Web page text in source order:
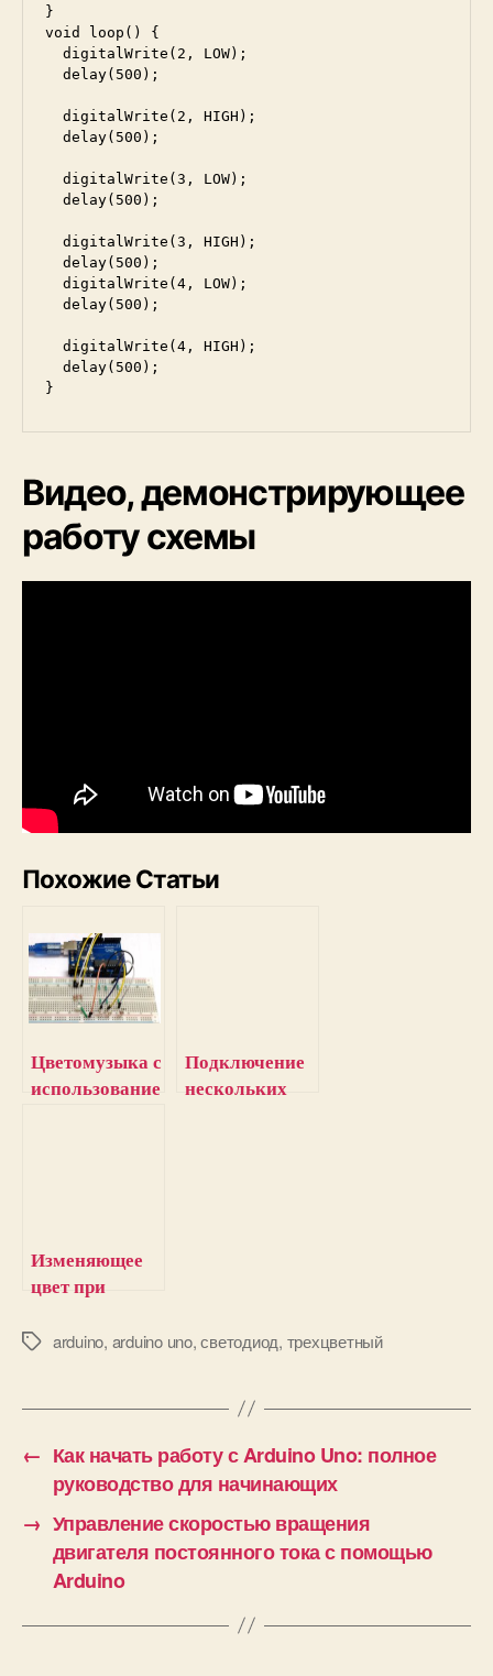
}
void loop() {
  digitalWrite(2, LOW);
  delay(500);
  digitalWrite(2, HIGH);
  delay(500);
  digitalWrite(3, LOW);
  delay(500);
  digitalWrite(3, HIGH);
  delay(500);
  digitalWrite(4, LOW);
  delay(500);
  digitalWrite(4, HIGH);
  delay(500);
}
Видео, демонстрирующее
работу схемы
Похожие Статьи
Цветомузыка с
использование
Подключение
нескольких
Изменяющее
цвет при
и растение с
светодиода
М
к
arduino, arduino uno,светодиод, трехцветный
← Как начать работу с Arduino Uno: полное
руководство для начинающих
→ Управление скоростью вращения
двигателя постоянного тока с помощью
Arduino